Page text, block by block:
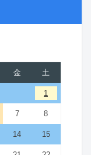
金 土
1
7 8
14 15